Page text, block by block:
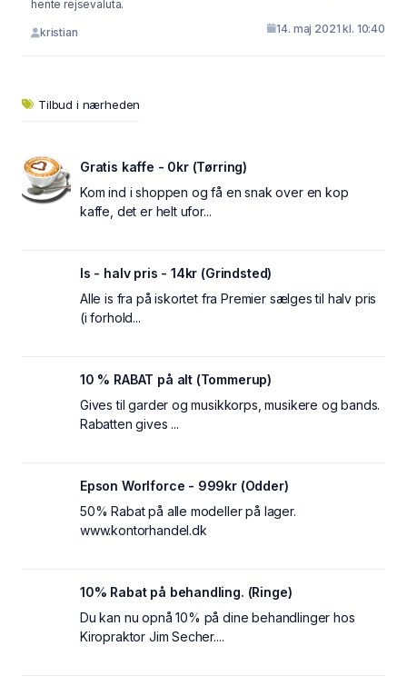
hente rejsevaluta.
kristian 14. maj 2021 kl. 10:40
Tilbud i nærheden
Gratis kaffe - 0kr (Tørring)
Kom ind i shoppen og få en snak over en kop
kaffe, det er helt ufor...
Is - halv pris - 14kr (Grindsted)
Alle is fra på iskortet fra Premier sælges til halv pris
(i forhold...
10 % RABAT på alt (Tommerup)
Gives til garder og musikkorps, musikere og bands.
Rabatten gives ...
Epson Worlforce - 999kr (Odder)
50% Rabat på alle modeller på lager.
www.kontorhandel.dk
10% Rabat på behandling. (Ringe)
Du kan nu opnå 10% på dine behandlinger hos
Kiropraktor Jim Secher....